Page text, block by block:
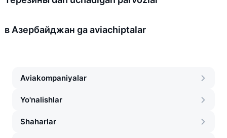
в Азербайджан ga aviachiptalar
Aviakompaniyalar
Yo'nalishlar
Shaharlar